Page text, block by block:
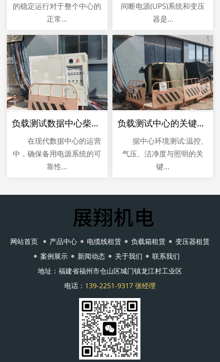
的稳定运行对于整个中心的
正常...
间断电源(UPS)系统和变压
器是...
负载测试数据中心柴油发电机系统测试
在现代数据中心的运营
中，确保备用电源系统的可
靠性...
负载测试中心的关键环节
据中心环境测试:温控、
气压、洁净度与照明的关
键...
网站首页 产品中心 电缆线租赁 负载箱租赁
变压器租赁
案例展示
新闻动态 关于我们
联系我们
地址：福建省福州市仓山区城门镇龙江村工业区
电话： 139-2251-9317 张经理